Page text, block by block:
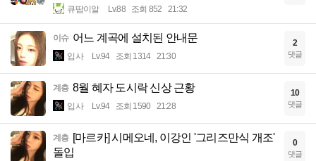
큐땁이알 Lv.88 조회 852 21:32
이슈 어느 계곡에 설치된 안내문
입사 Lv.94 조회 1314 21:30
2
댓글
계층 8월 혜자 도시락 신상 근황
입사 Lv.94 조회 1590 21:28
10
댓글
계층 [마르카] 시메오네, 이강인 '그리즈만식 개조'
돌입
0
댓글